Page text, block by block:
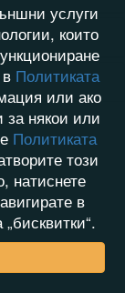
услуги
които
Политиката
или ако
за някои или
Политиката
този
натиснете
в